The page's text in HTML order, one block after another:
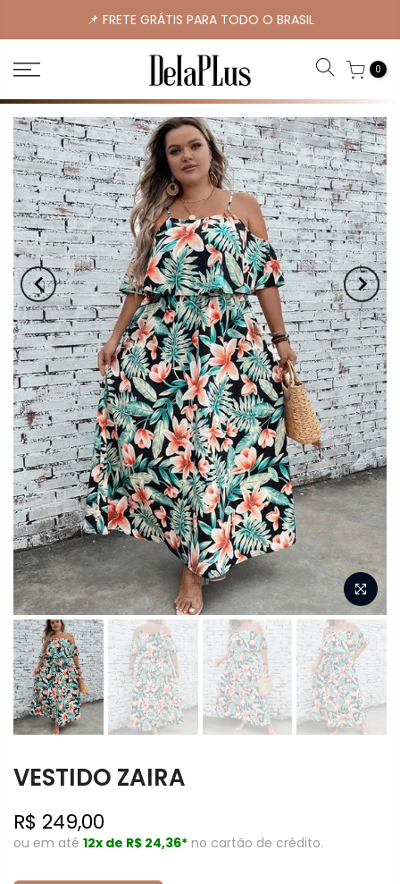
📌 FRETE GRÁTIS PARA TODO O BRASIL
0
VESTIDO ZAIRA
R$ 249,00
ou em até 12x de R$ 24,36* no cartão de crédito.